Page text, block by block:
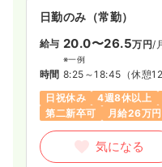
日勤のみ（常勤）
給与 20.0〜26.5万円/
※一例
時間 8:25～18:45 （休憩
日祝休み
4週8休以上
第二新卒可
月給26万
気になる